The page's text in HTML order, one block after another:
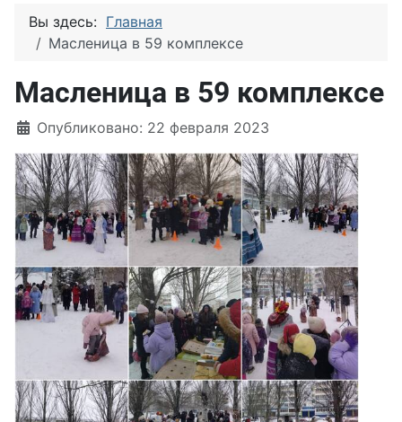
Вы здесь: Главная
Масленица в 59 комплексе
Масленица в 59 комплексе
Информация о материале
Опубликовано: 22 февраля 2023